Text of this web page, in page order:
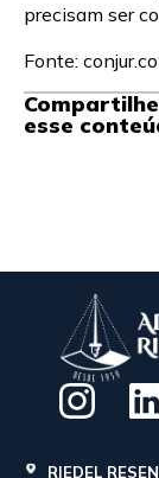
precisam ser
Fonte:
Compartilhe
esse
RIEDEL